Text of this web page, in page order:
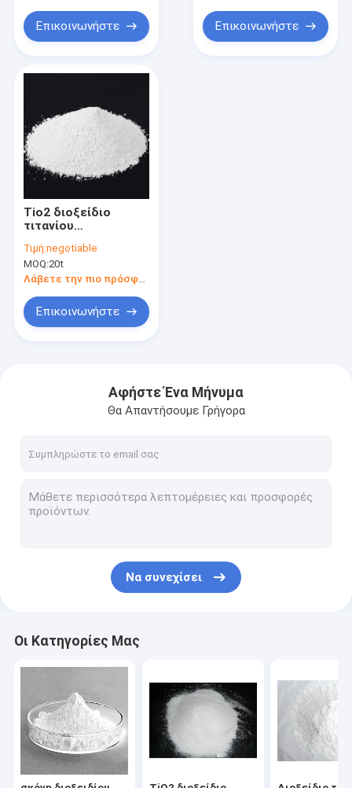
Επικοινωνήστε Επικοινωνήστε
Tio2 διοξείδιο
τιτανίου
Τιμή:negotiable
MOQ:20t
Λάβετε την πιο πρόσφατη τιμή
Επικοινωνήστε
Αφήστε Ένα Μήνυμα
Θα Απαντήσουμε Γρήγορα
Να συνεχίσει
Οι Κατηγορίες Μας